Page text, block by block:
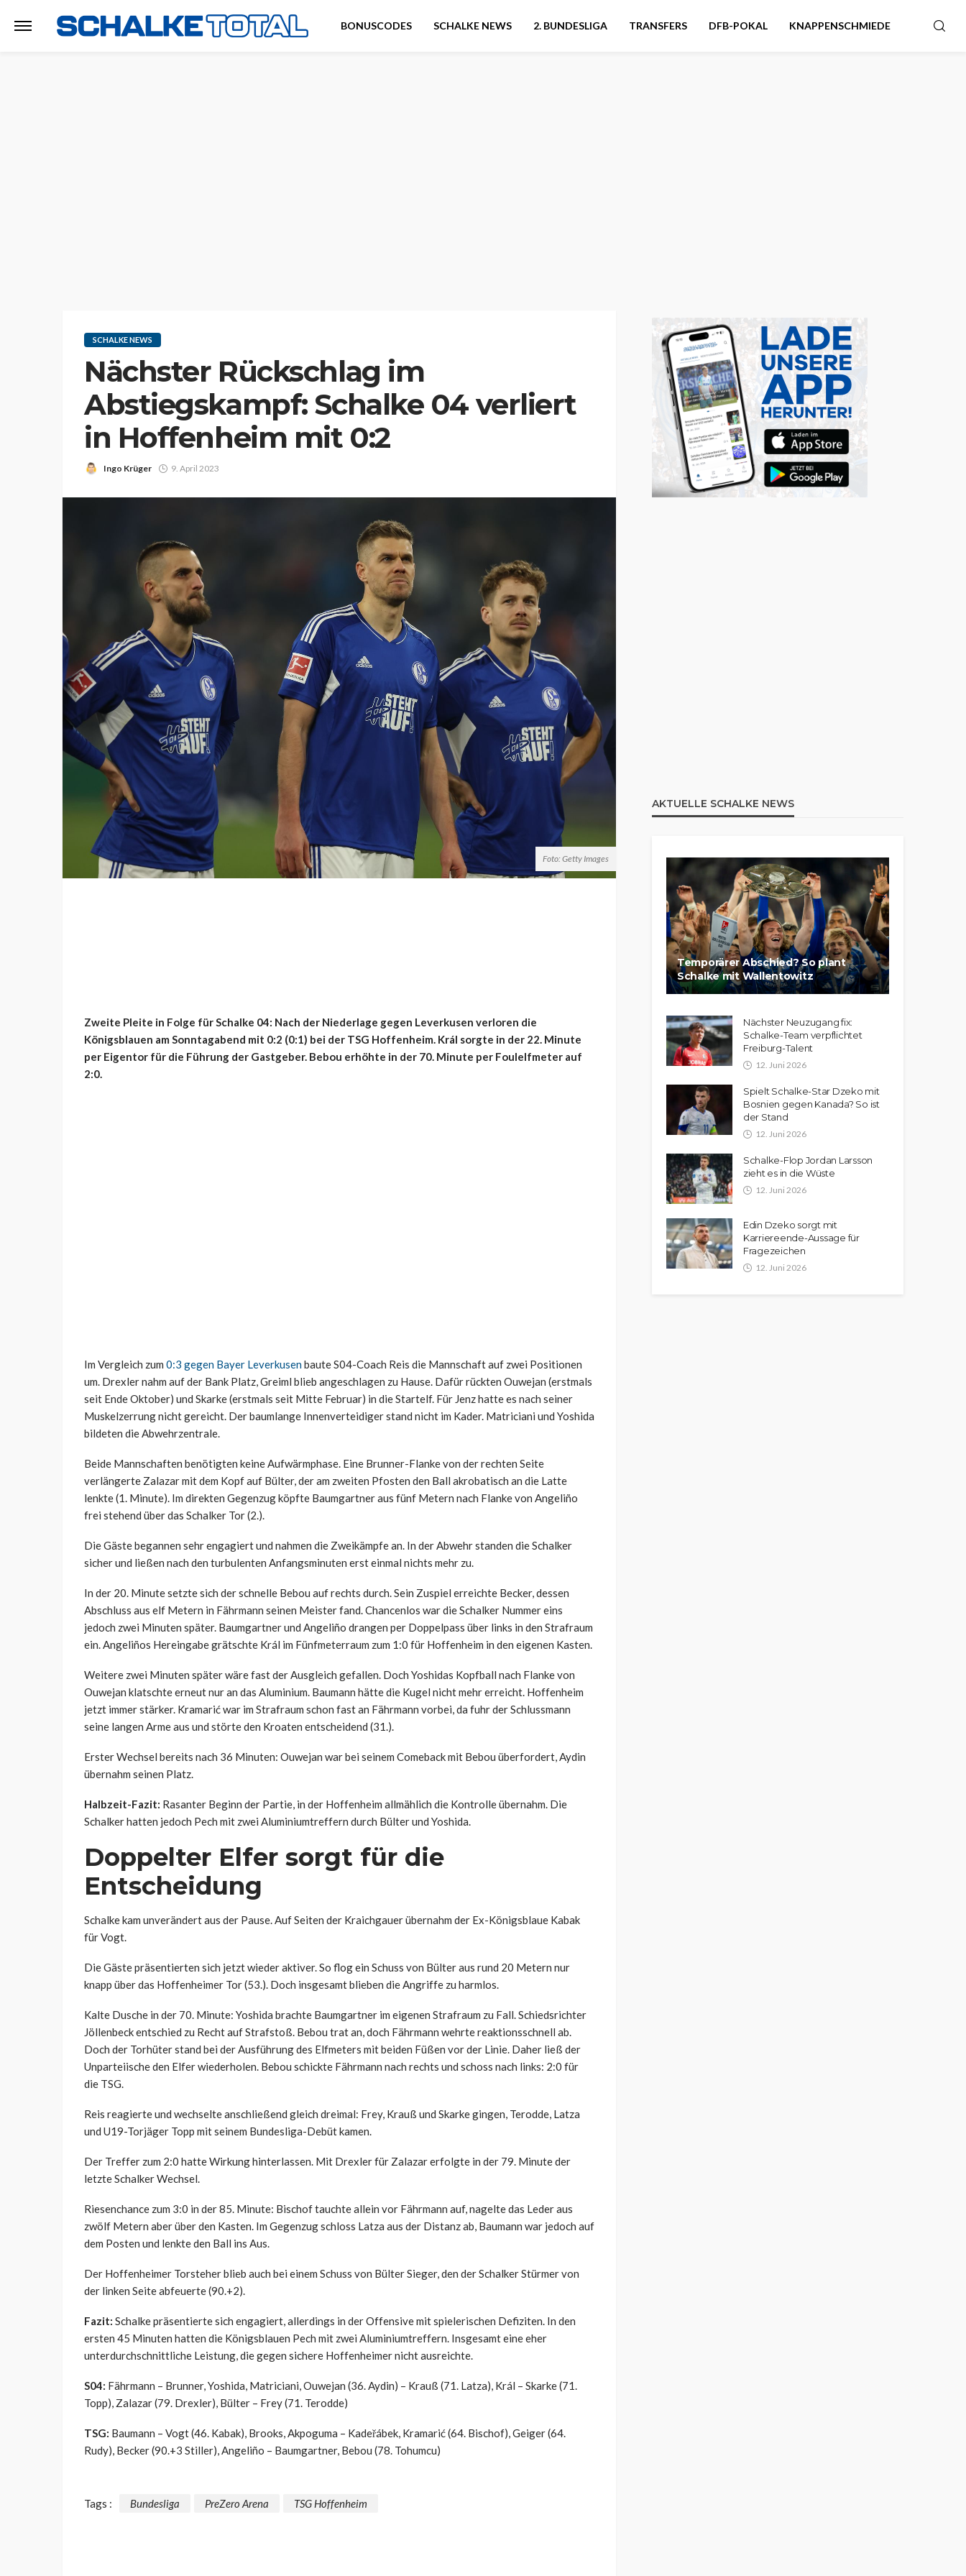
BONUSCODES SCHALKE NEWS 2. BUNDESLIGA TRANSFERS DFB-POKAL KNAPPENSCHMIEDE
SCHALKE NEWS
Nächster Rückschlag im
Abstiegskampf: Schalke 04 verliert
in Hoffenheim mit 0:2
Ingo Krüger 9. April 2023
Foto: Getty Images
Zweite Pleite in Folge für Schalke 04: Nach der Niederlage gegen Leverkusen verloren die
Königsblauen am Sonntagabend mit 0:2 (0:1) bei der TSG Hoffenheim. Král sorgte in der 22. Minute
per Eigentor für die Führung der Gastgeber. Bebou erhöhte in der 70. Minute per Foulelfmeter auf
2:0.
Im Vergleich zum 0:3 gegen Bayer Leverkusenbaute S04-Coach Reis die Mannschaft auf zwei Positionen
um. Drexler nahm auf der Bank Platz, Greiml blieb angeschlagen zu Hause. Dafür rückten Ouwejan (erstmals
seit Ende Oktober) und Skarke (erstmals seit Mitte Februar) in die Startelf. Für Jenz hatte es nach seiner
Muskelzerrung nicht gereicht. Der baumlange Innenverteidiger stand nicht im Kader. Matriciani und Yoshida
bildeten die Abwehrzentrale.
Beide Mannschaften benötigten keine Aufwärmphase. Eine Brunner-Flanke von der rechten Seite
verlängerte Zalazar mit dem Kopf auf Bülter, der am zweiten Pfosten den Ball akrobatisch an die Latte
lenkte (1. Minute). Im direkten Gegenzug köpfte Baumgartner aus fünf Metern nach Flanke von Angeliño
frei stehend über das Schalker Tor (2.).
Die Gäste begannen sehr engagiert und nahmen die Zweikämpfe an. In der Abwehr standen die Schalker
sicher und ließen nach den turbulenten Anfangsminuten erst einmal nichts mehr zu.
In der 20. Minute setzte sich der schnelle Bebou auf rechts durch. Sein Zuspiel erreichte Becker, dessen
Abschluss aus elf Metern in Fährmann seinen Meister fand. Chancenlos war die Schalker Nummer eins
jedoch zwei Minuten später. Baumgartner und Angeliño drangen per Doppelpass über links in den Strafraum
ein. Angeliños Hereingabe grätschte Král im Fünfmeterraum zum 1:0 für Hoffenheim in den eigenen Kasten.
Weitere zwei Minuten später wäre fast der Ausgleich gefallen. Doch Yoshidas Kopfball nach Flanke von
Ouwejan klatschte erneut nur an das Aluminium. Baumann hätte die Kugel nicht mehr erreicht. Hoffenheim
jetzt immer stärker. Kramarić war im Strafraum schon fast an Fährmann vorbei, da fuhr der Schlussmann
seine langen Arme aus und störte den Kroaten entscheidend (31.).
Erster Wechsel bereits nach 36 Minuten: Ouwejan war bei seinem Comeback mit Bebou überfordert, Aydin
übernahm seinen Platz.
Halbzeit-Fazit: Rasanter Beginn der Partie, in der Hoffenheim allmählich die Kontrolle übernahm. Die
Schalker hatten jedoch Pech mit zwei Aluminiumtreffern durch Bülter und Yoshida.
Doppelter Elfer sorgt für die
Entscheidung
Schalke kam unverändert aus der Pause. Auf Seiten der Kraichgauer übernahm der Ex-Königsblaue Kabak
für Vogt.
Die Gäste präsentierten sich jetzt wieder aktiver. So flog ein Schuss von Bülter aus rund 20 Metern nur
knapp über das Hoffenheimer Tor (53.). Doch insgesamt blieben die Angriffe zu harmlos.
Kalte Dusche in der 70. Minute: Yoshida brachte Baumgartner im eigenen Strafraum zu Fall. Schiedsrichter
Jöllenbeck entschied zu Recht auf Strafstoß. Bebou trat an, doch Fährmann wehrte reaktionsschnell ab.
Doch der Torhüter stand bei der Ausführung des Elfmeters mit beiden Füßen vor der Linie. Daher ließ der
Unparteiische den Elfer wiederholen. Bebou schickte Fährmann nach rechts und schoss nach links: 2:0 für
die TSG.
Reis reagierte und wechselte anschließend gleich dreimal: Frey, Krauß und Skarke gingen, Terodde, Latza
und U19-Torjäger Topp mit seinem Bundesliga-Debüt kamen.
Der Treffer zum 2:0 hatte Wirkung hinterlassen. Mit Drexler für Zalazar erfolgte in der 79. Minute der
letzte Schalker Wechsel.
Riesenchance zum 3:0 in der 85. Minute: Bischof tauchte allein vor Fährmann auf, nagelte das Leder aus
zwölf Metern aber über den Kasten. Im Gegenzug schloss Latza aus der Distanz ab, Baumann war jedoch auf
dem Posten und lenkte den Ball ins Aus.
Der Hoffenheimer Torsteher blieb auch bei einem Schuss von Bülter Sieger, den der Schalker Stürmer von
der linken Seite abfeuerte (90.+2).
Fazit: Schalke präsentierte sich engagiert, allerdings in der Offensive mit spielerischen Defiziten. In den
ersten 45 Minuten hatten die Königsblauen Pech mit zwei Aluminiumtreffern. Insgesamt eine eher
unterdurchschnittliche Leistung, die gegen sichere Hoffenheimer nicht ausreichte.
S04: Fährmann – Brunner, Yoshida, Matriciani, Ouwejan (36. Aydin) – Krauß (71. Latza), Král – Skarke (71.
Topp), Zalazar (79. Drexler), Bülter – Frey (71. Terodde)
TSG: Baumann – Vogt (46. Kabak), Brooks, Akpoguma – Kadeřábek, Kramarić (64. Bischof), Geiger (64.
Rudy), Becker (90.+3 Stiller), Angeliño – Baumgartner, Bebou (78. Tohumcu)
Tags : Bundesliga PreZero Arena TSG Hoffenheim
AKTUELLE SCHALKE NEWS
Temporärer Abschied? So plant
Schalke mit Wallentowitz
Nächster Neuzugang fix:
Schalke-Team verpflichtet
Freiburg-Talent
12. Juni 2026
Spielt Schalke-Star Dzeko mit
Bosnien gegen Kanada? So ist
der Stand
12. Juni 2026
Schalke-Flop Jordan Larsson
zieht es in die Wüste
12. Juni 2026
Edin Dzeko sorgt mit
Karriereende-Aussage für
Fragezeichen
12. Juni 2026